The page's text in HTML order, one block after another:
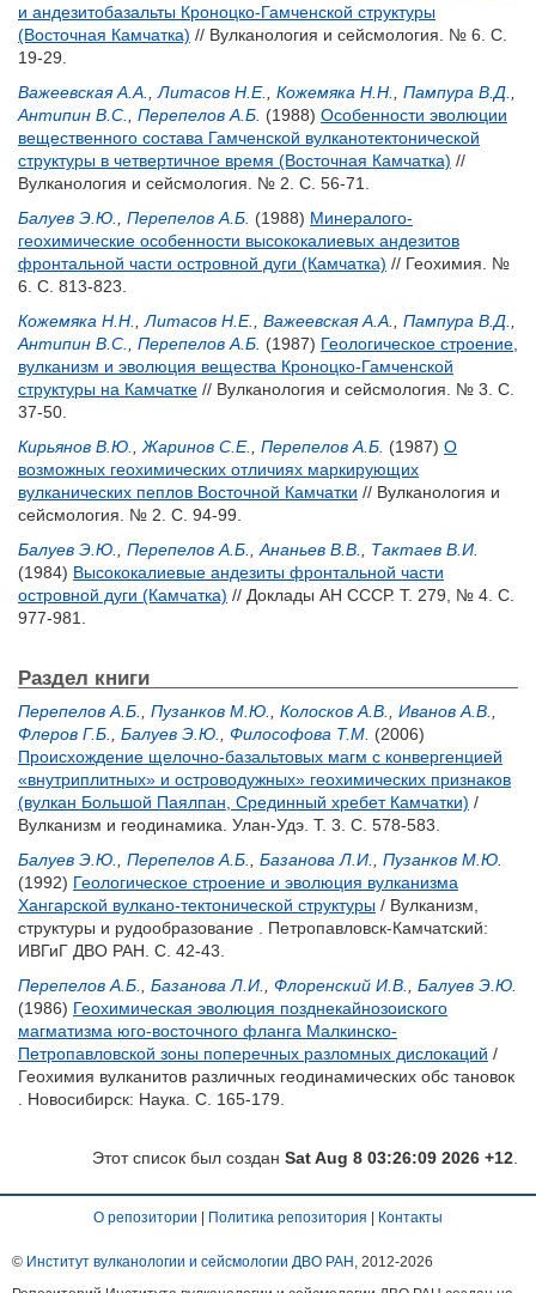
и андезитобазальты Кроноцко-Гамченской структуры
(Восточная Камчатка) // Вулканология и сейсмология. № 6. С.
19-29.
Важеевская А.А.
Литасов Н.Е. Кожемяка Н.Н. Пампура В.Д.
Антипин В.С.
Перепелов А.Б. (1988) Особенности эволюции
вещественного состава Гамченской вулканотектонической
структуры в четвертичное время (Восточная Камчатка) //
Вулканология и сейсмология. № 2. С. 56-71.
Балуев Э.Ю.
Перепелов А.Б. (1988) Минералого-
геохимические особенности высококалиевых андезитов
фронтальной части островной дуги (Камчатка) // Геохимия. №
6. С. 813-823.
Кожемяка Н.Н.
Литасов Н.Е. Важеевская А.А. Пампура В.Д.
Антипин В.С.
Перепелов А.Б. (1987) Геологическое строение,
вулканизм и эволюция вещества Кроноцко-Гамченской
структуры на Камчатке // Вулканология и сейсмология. № 3. С.
37-50.
Кирьянов В.Ю.
Жаринов С.Е. Перепелов А.Б. (1987) О
возможных геохимических отличиях маркирующих
вулканических пеплов Восточной Камчатки // Вулканология и
сейсмология. № 2. С. 94-99.
Балуев Э.Ю.
Перепелов А.Б. Ананьев В.В.
Тактаев В.И.
(1984) Высококалиевые андезиты фронтальной части
островной дуги (Камчатка) // Доклады АН СССР. Т. 279, № 4. С.
977-981.
Раздел книги
Перепелов А.Б. Пузанков М.Ю. Колосков А.В. Иванов А.В.
Флеров Г.Б.
Балуев Э.Ю. Философова Т.М. (2006)
Происхождение щелочно-базальтовых магм с конвергенцией
«внутриплитных» и островодужных» геохимических признаков
(вулкан Большой Паялпан, Срединный хребет Камчатки) /
Вулканизм и геодинамика. Улан-Удэ. Т. 3. С. 578-583.
Балуев Э.Ю.
Перепелов А.Б. Базанова Л.И.
Пузанков М.Ю.
(1992) Геологическое строение и эволюция вулканизма
Хангарской вулкано-тектонической структуры / Вулканизм,
структуры и рудообразование . Петропавловск-Камчатский:
ИВГиГ ДВО РАН. С. 42-43.
Перепелов А.Б.
Базанова Л.И. Флоренский И.В.
Балуев Э.Ю.
(1986) Геохимическая эволюция позднекайнозоиского
магматизма юго-восточного фланга Малкинско-
Петропавловской зоны поперечных разломных дислокаций /
Геохимия вулканитов различных геодинамических обс тановок
. Новосибирск: Наука. С. 165-179.
Этот список был создан Sat Aug 8 03:26:09 2026 +12
О репозитории Политика репозитория Контакты
© Институт вулканологии и сейсмологии ДВО РАН , 2012-2026